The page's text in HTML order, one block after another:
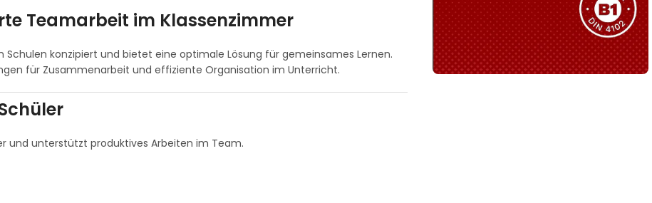
Teamarbeit im Klassenzimmer
konzipiert und bietet eine optimale Lösung für gemeinsames Lernen.
für Zusammenarbeit und effiziente Organisation im Unterricht.
und unterstützt produktives Arbeiten im Team.